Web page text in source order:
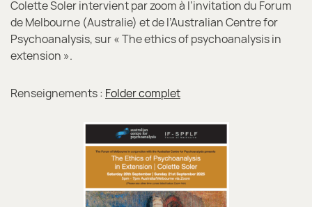
Colette Soler intervient par zoom à l’invitation du Forum
de Melbourne (Australie) et de l’Australian Centre for
Psychoanalysis, sur « The ethics of psychoanalysis in
extension ».
Renseignements : Folder complet